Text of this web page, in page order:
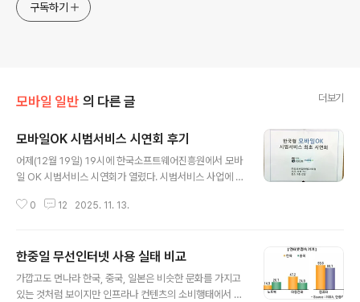
구독하기
모바일 일반 의 다른 글 더보기
모바일OK 시범서비스 시연회 후기
어제(12월 19일) 19시에 한국소프트웨어진흥원에서 모바
일 OK 시범서비스 시연회가 열렸다. 시범서비스 사업에 관
는 1인 블로거로서 참석을 하였다. 시범서비스내의 표준은
플레이어들과 공유를 하는 것다. 결과물 자체가 중요한 것
이 아니므로 시연회 내용에 대해서는 구구절절 이야기를
하려는 것은 아니고 발표내용과 조금은 무관한 개인적인
0 12 2025. 11. 13.
한중일 무선인터넷 사용 실태 비교
가깝고도 먼나라 한국, 중국, 일본은 비슷한 문화를 가지고
있는 것처럼 보이지만 인프라나 컨텐츠의 소비행태에서 미